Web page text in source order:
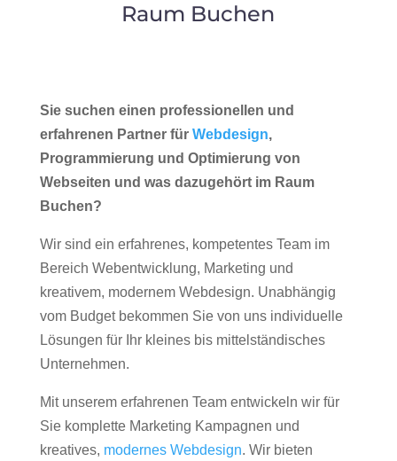
Raum Buchen
Sie suchen einen professionellen und
erfahrenen Partner für Webdesign,
Programmierung und Optimierung von
Webseiten und was dazugehört im Raum
Buchen?
Wir sind ein erfahrenes, kompetentes Team im
Bereich Webentwicklung, Marketing und
kreativem, modernem Webdesign. Unabhängig
vom Budget bekommen Sie von uns individuelle
Lösungen für Ihr kleines bis mittelständisches
Unternehmen.
Mit unserem erfahrenen Team entwickeln wir für
Sie komplette Marketing Kampagnen und
kreatives, modernes Webdesign. Wir bieten